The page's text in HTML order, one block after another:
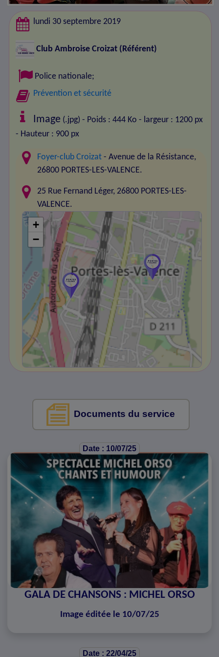
lundi 30 septembre 2019
Club Ambroise Croizat (Référent)
Police nationale;
Prévention et sécurité
Image (.jpg) - Poids : 444 Ko - largeur : 1200 px
- Hauteur : 900 px
Foyer-club Croizat - Avenue de la Résistance,
26800 PORTES-LES-VALENCE.
25 Rue Fernand Léger, 26800 PORTES-LES-
VALENCE.
+
−
Documents du service
Date : 10/07/25
GALA DE CHANSONS : MICHEL ORSO
Image éditée le 10/07/25
Date : 22/04/25